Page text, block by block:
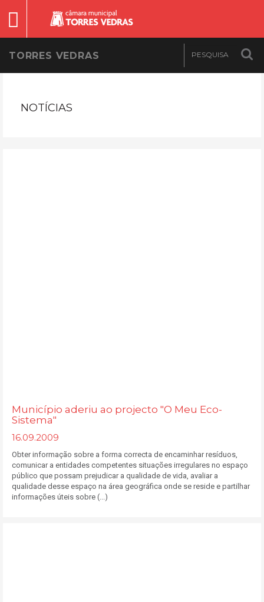
TORRES VEDRAS
NOTÍCIAS
Município aderiu ao projecto "O Meu Eco-
Sistema"
16.09.2009
Obter informação sobre a forma correcta de encaminhar resíduos,
comunicar a entidades competentes situações irregulares no espaço
público que possam prejudicar a qualidade de vida, avaliar a
qualidade desse espaço na área geográfica onde se reside e partilhar
informações úteis sobre (...)